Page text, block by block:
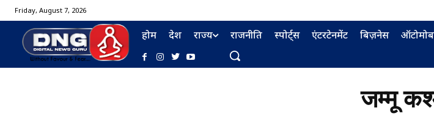
Friday, August 7, 2026
होम देश राज्य राजनीति स्पोर्ट्स एंटरटेनमेंट बिज़नेस
जम्मू